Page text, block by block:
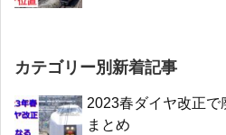
カテゴリー別新着記事
2023春ダイヤ改正で
まとめ